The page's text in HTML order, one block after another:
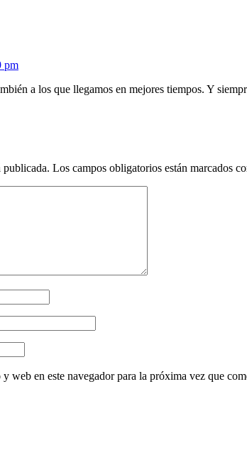
pm
a los que llegamos en mejores tiempos. Y
publicada. Los campos obligatorios están marcados
web en este navegador para la próxima vez que